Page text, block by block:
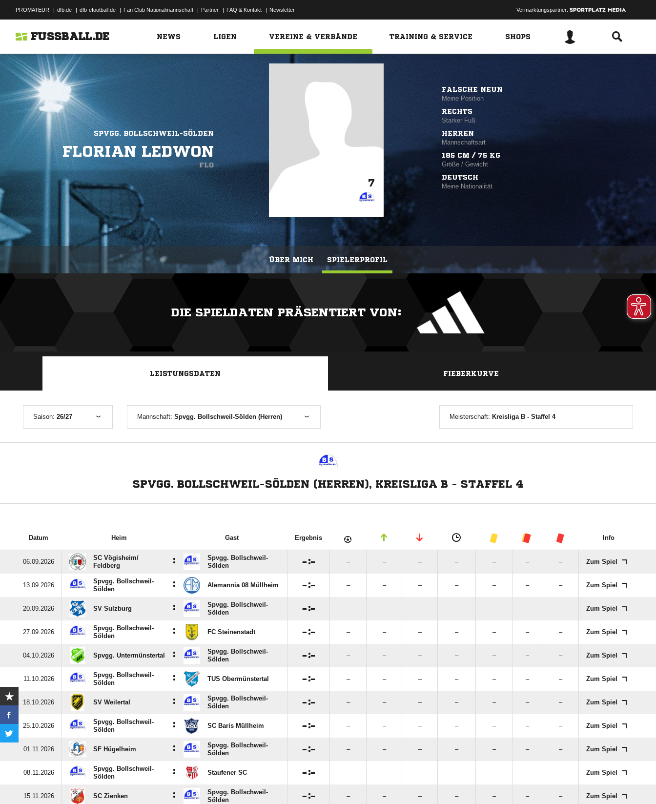
PROMATEUR | dfb.de | dfb-efootball.de | Fan Club Nationalmannschaft | Partner | FAQ & Kontakt | Newsletter Vermarktungspartner:
FUSSBALL.DE NEWS LIGEN VEREINE & VERBÄNDE TRAINING & SERVICE SHOPS
ÜBER MICH SPIELERPROFIL
SPVGG. BOLLSCHWEIL-SÖLDEN
FLORIAN LEDWON
7
FLO
FALSCHE NEUN
Meine Position
RECHTS
Starker Fuß
HERREN
Mannschaftsart
185 CM / 75 KG
Größe / Gewicht
DEUTSCH
Meine Nationalität
DIE SPIELDATEN PRÄSENTIERT VON:
LEISTUNGSDATEN FIEBERKURVE
Saison: 26/27 Mannschaft:Spvgg. Bollschweil-Sölden (Herren) Meisterschaft: Kreisliga B - Staffel 4
SPVGG. BOLLSCHWEIL-SÖLDEN (HERREN), KREISLIGA B - STAFFEL 4
Datum Heim Gast Ergebnis Info
06.09.2026
SC Vögisheim/​
Feldberg
:
Spvgg. Bollschweil-
Sölden
: – – – – – – – Zum Spiel
13.09.2026
Spvgg. Bollschweil-
Sölden
: Alemannia 08 Müllheim : – – – – – – – Zum Spiel
20.09.2026 SV Sulzburg :
Spvgg. Bollschweil-
Sölden
: – – – – – – – Zum Spiel
27.09.2026
Spvgg. Bollschweil-
Sölden
: FC Steinenstadt : – – – – – – – Zum Spiel
04.10.2026 Spvgg. Untermünstertal :
Spvgg. Bollschweil-
Sölden
: – – – – – – – Zum Spiel
11.10.2026
Spvgg. Bollschweil-
Sölden
: TUS Obermünstertal : – – – – – – – Zum Spiel
18.10.2026 SV Weilertal :
Spvgg. Bollschweil-
Sölden
: – – – – – – – Zum Spiel
25.10.2026
Spvgg. Bollschweil-
Sölden
: SC Baris Müllheim : – – – – – – – Zum Spiel
01.11.2026 SF Hügelheim :
Spvgg. Bollschweil-
Sölden
: – – – – – – – Zum Spiel
08.11.2026
Spvgg. Bollschweil-
Sölden
: Staufener SC : – – – – – – – Zum Spiel
15.11.2026 SC Zienken :
Spvgg. Bollschweil-
Sölden
: – – – – – – – Zum Spiel